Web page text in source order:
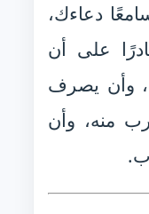
دعاءك،
على أن
وأن يصرف
منه، وأن